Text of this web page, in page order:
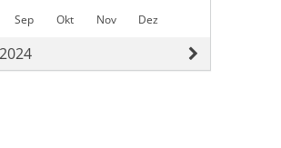
Sep Okt Nov Dez
2024